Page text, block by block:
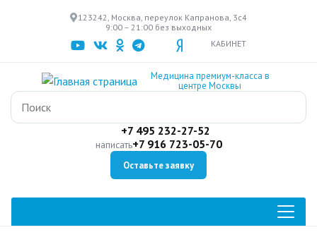
к
основному
содержанию
123242, Москва, переулок Капранова, 3с4
9:00 – 21:00 без выходных
КАБИНЕТ
Медицина премиум-класса в
центре Москвы
+7 495 232-27-52
написать+7 916 723-05-70
Оставьте заявку